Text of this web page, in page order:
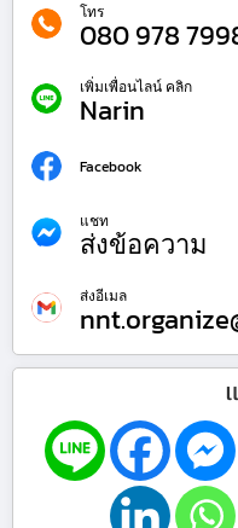
โทร
080 978
เพิ่มเพื่อนไลน์ คลิก
Narin
Facebook
แชท
ส่งข้อความ
ส่งอีเมล